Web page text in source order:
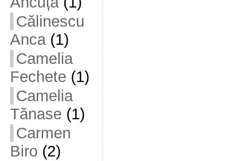
Călinescu
Anca(1)
Camelia
Fechete (1)
Camelia
Tănase (1)
Carmen
Biro (2)